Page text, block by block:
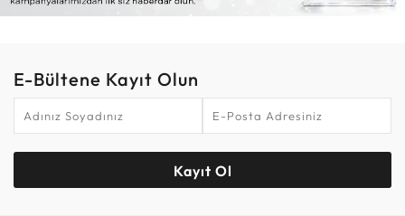
E-Bültene Kayıt Olun
Kayıt Ol